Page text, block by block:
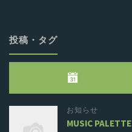
投稿・タグ
お知らせ
MUSIC PALETTE